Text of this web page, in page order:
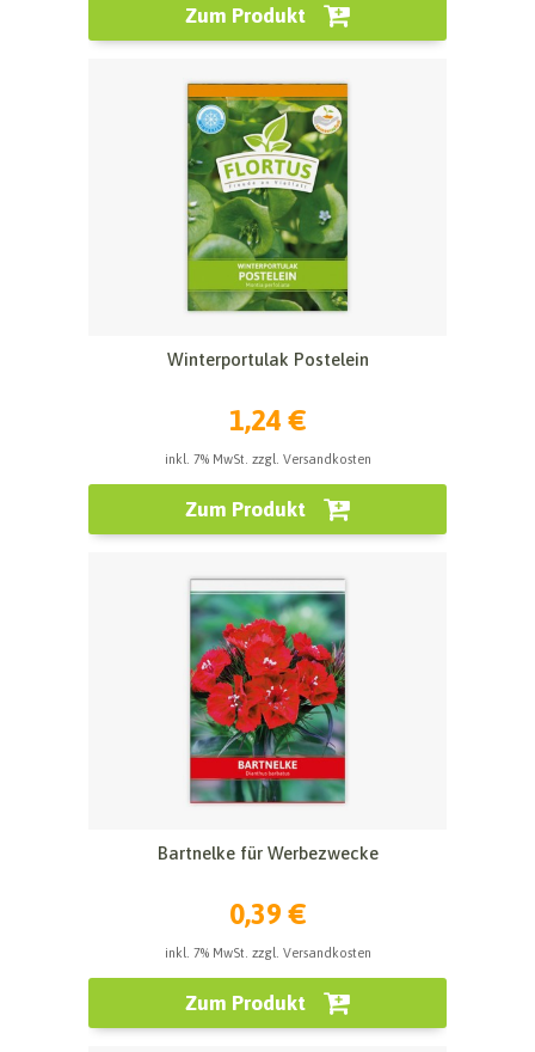
Zum Produkt
Winterportulak Postelein
1,24 €
inkl. 7% MwSt. zzgl. Versandkosten
Zum Produkt
Bartnelke für Werbezwecke
0,39 €
inkl. 7% MwSt. zzgl. Versandkosten
Zum Produkt